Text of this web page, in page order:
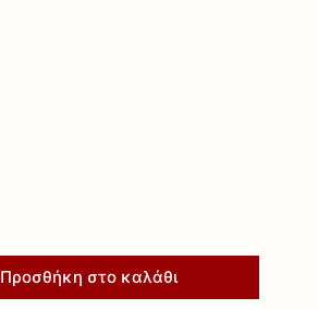
Προσθήκη στο καλάθι